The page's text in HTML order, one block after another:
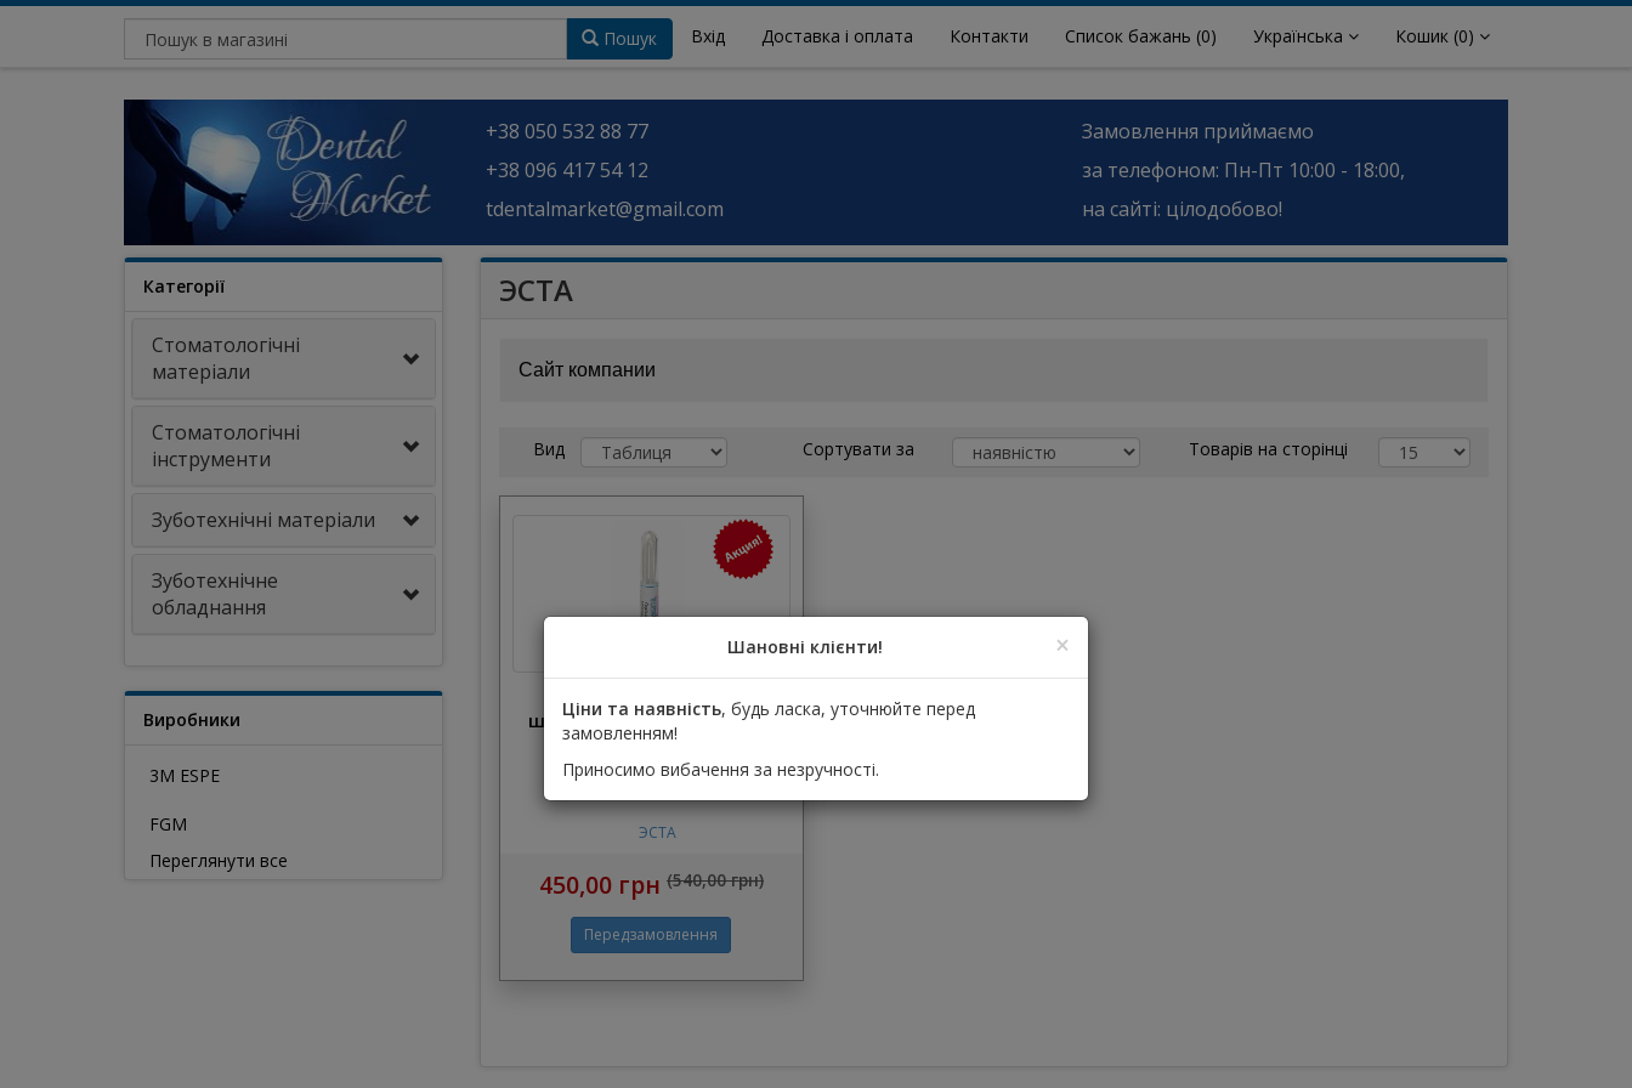
Вхід Доставка і оплата Контакти Список бажань (0) Українська Кошик (0)
Пошук
+38 050 532 88 77
+38 096 417 54 12
tdentalmarket@gmail.com
Замовлення приймаємо
за телефоном: Пн-Пт 10:00 - 18:00,
на сайті: цілодобово!
Категорії
Стоматологічні
матеріали
Стоматологічні
інструменти
Зуботехнічні матеріали
Зуботехнічне
обладнання
Виробники
3M ESPE
FGM
Переглянути все
ЭСТА
Сайт компании
Вид Сортувати за Товарів на сторінці
шинування 3мм (Поліглас)
шириною 3мм
ЭСТА
450,00 грн (540,00 грн)
Шановні клієнти! ×
Ціни та наявність, будь ласка, уточнюйте перед
замовленням!
Приносимо вибачення за незручності.